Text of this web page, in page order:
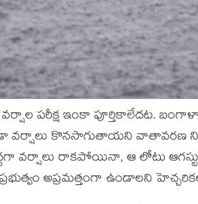
వర్షాల పరీక్ష ఇంకా పూర్తికాలేదట.
కొనసాగుతాయని వాతావరణ
వర్షాలు రాకపోయినా, ఆ లోటు
అప్రమత్తంగా ఉండాలని